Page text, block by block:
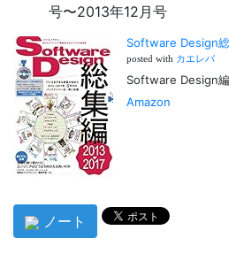
号〜2013年12月号
Software Design総
posted with カエレバ
Software Design
Amazon
ノート